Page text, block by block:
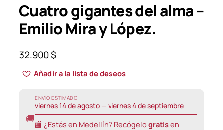
Cuatro gigantes del alma –
Emilio Mira y López.
32.900$
Añadir a la lista de deseos
🚚
ENVÍO ESTIMADO:
viernes 14 de agosto — viernes 4 de septiembre
🏬 ¿Estás en Medellín? Recógelo gratisen